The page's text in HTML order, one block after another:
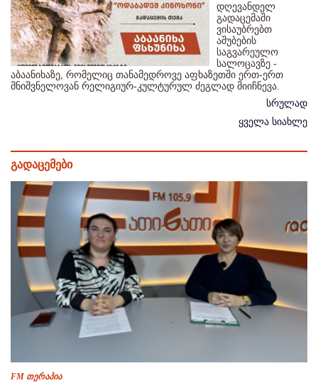
დღევანდელ
გადაცემაში
ვისაუბრებთ
აშუბების
საგვარეულო
სალოცავზე -
აბაანიხაზე, რომელიც თანამედროვე აფხაზეთში ერთ-ერთ
მნიშვნელოვან რელიგიურ-კულტურულ ძეგლად მიიჩნევა.
სრულად
ყველა სიახლე
გადაცემები
FM თერაპია